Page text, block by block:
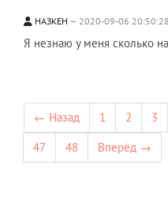
НАЗКЕН 2020-09-06 20:50:28
Я незнаю у меня сколько
← Назад 1 2 3
47
48 Вперёд →